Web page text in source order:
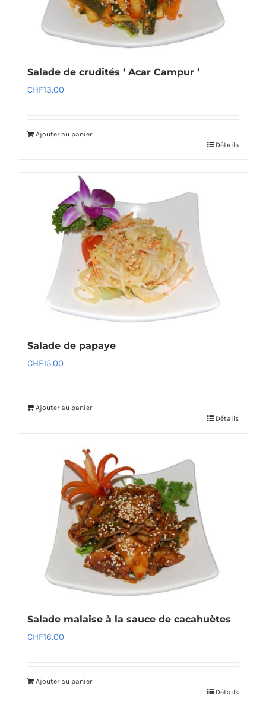
Salade de crudités ‘ Acar Campur ’
CHF13.00
Ajouter au panier
Détails
Salade de papaye
CHF15.00
Ajouter au panier
Détails
Salade malaise à la sauce de cacahuètes
CHF16.00
Ajouter au panier
Détails